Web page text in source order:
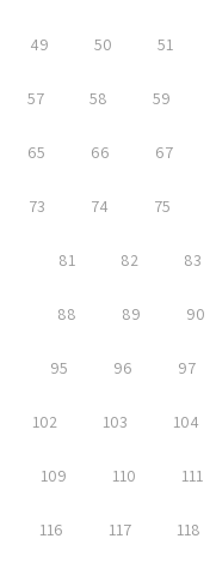
49 50 51
57 58 59
65 66 67
73 74 75
81 82 83
88 89 90
95 96 97
102 103 104
109 110 111
116 117 118